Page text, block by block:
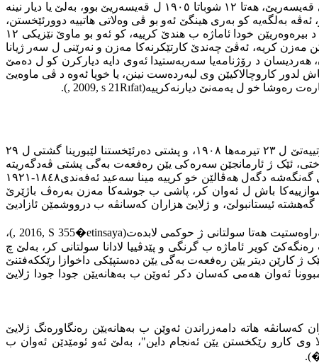
جهێ دووێ یێ دویرئێخستنا رەفعەت بەگی بۆ وەلاتێ یەمەنێ بوو، ئەو سەردەمەکێ درێژ بوو رەفعەت بەگ د بن ئاکجیکرنا بزوریدا ل باژێرێ قەیسەریێ، هەتا ١٢ شوباتا ١٩٠٥ ل قەیسەریێ بوو، بەلێ یا دیار نینە
مەشرووتییەت هاتییە راگەهاندن ل ٢٣ تیرمه‌هـ ١٩٠٨ ئەو ل وەلاتێ یەمەنێ بوو، ئەڤە بەلگەیە کو به‌ری هینگێ ئەو بو ڤی وەلاتی هاتییە دوورئێخستن،
)، رەفعەت بەگی د بیرەوەریێن خودا ئاماژە ب هندێ کرییە، کو ئەو بو ماوێ نێزیکی ١٢
مەزن کریە، ئەڤێ چەندێ کارتێکرنەکا مەزن و نەرێنی ل سەر ژیانا
هەردیسان د رۆژنامه‌یا سەربەستیدا ئەوی دایە دیارکرن کو ل دەمێ
باش لدور کاروچالاکیێن وی لبەردەست نینن، یا خویا ئەوە د ڤی ماوەیێ
رەوشا خو ل یەمەنێ دیارنەکرییە(Rıfat
, 2009, s 21
).
پشتی بوراندنا سەردەمەکێ دوورو درێژ ل وەلاتێ یەمەنێ، د بن مەرجێن گران یێن زیندانێن یەمەنێدا ئەوی بوراندین، ب راگەهاندنا مەشرووتییەتێ ل ٢٣ تیرمه‌ها ١٩٠٨، و پشتی دەرئێخستنا لێبورینا گشتی ل ٢٩
ئێک ژ ئارمانجێن سەرەکی یێن رەفعەت بەگی پشتی ڤەدگەریتە
، بۆ ئەڤێ مەرەمێ د رێکا ڤەگەریانێدا و پشتی گەهشتی ژی گەنگەشە دگەل هەڤالێن خو کرییە مینا سەعید ئەفەندی١٨٤٨-١٩٢١
باش ل ئەوان کر، پاشی ب جوشەکا مەزن بەرەڤ باژێرێ
ب گەمییەکا شاهێ مسرێ خدێوی کاروانێ ئەوان گەهشتە ئیستانبولێ، و ژلایێ هزاران کەسانڤە ب درووشمێن ئازادیێ
هەتا سولتانی ژ حوکمی لابدەت(�etinsaya
, 2016, S 355)،
کویر ئاماژە ب گرنگی و پێدڤییا لادانا سولتانی کر، بەلێ چ
ژ کارێن دیتر یێن رەفعەت بەگی یێن دەستپێکی داخوازا رێککەفتنێ
تەرەقی(سه‌یید عەبدولقادر نەهری١٨٥١-١٩٢٥) کوم دبیت، داخوازا کومبوونا ئەوان هەمی کەسان دکر ئەوێن ب بەهانەیێن جودا جودا ژلایێ
کەسانڤە هاتە دامەزراندن ئەوێن ب بەهانەیێن رەنگاورەنگ ژلایێ
وی کارو رێکخستن یێن ئەنجام داین"، بەلێ ئەو ئومێدێن ئەوان ب
).